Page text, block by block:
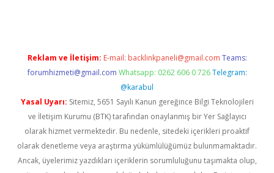
Reklam ve İletişim: E-mail: backlinkpaneli@gmail.com Teams:
forumhizmeti@gmail.com Whatsapp: 0262 606 0 726 Telegram:
@karabul
Yasal Uyarı: Sitemiz, 5651 Sayılı Kanun gereğince Bilgi Teknolojileri
ve İletişim Kurumu (BTK) tarafından onaylanmış bir Yer Sağlayıcı
olarak hizmet vermektedir. Bu nedenle, sitedeki içerikleri proaktif
olarak denetleme veya araştırma yükümlülüğümüz bulunmamaktadır.
Ancak, üyelerimiz yazdıkları içeriklerin sorumluluğunu taşımakta olup,